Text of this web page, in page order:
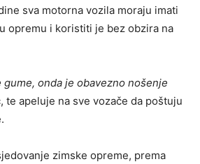
sva motorna vozila moraju imati
opremu i koristiti je bez obzira na
onda je obavezno nošenje
te apeluje na sve vozače da poštuju
zimske opreme, prema